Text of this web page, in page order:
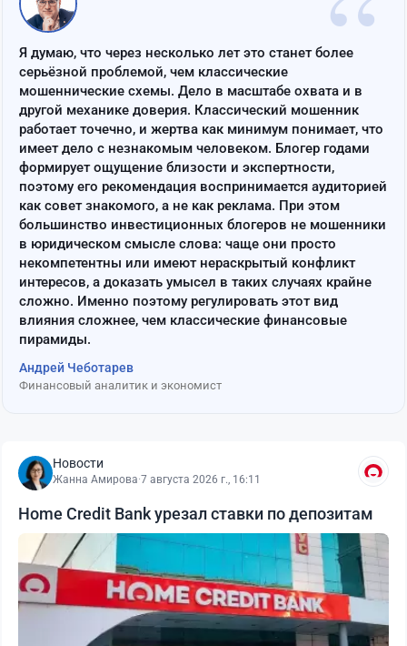
“
Я думаю, что через несколько лет это станет более
серьёзной проблемой, чем классические
мошеннические схемы. Дело в масштабе охвата и в
другой механике доверия. Классический мошенник
работает точечно, и жертва как минимум понимает, что
имеет дело с незнакомым человеком. Блогер годами
формирует ощущение близости и экспертности,
поэтому его рекомендация воспринимается аудиторией
как совет знакомого, а не как реклама. При этом
большинство инвестиционных блогеров не мошенники
в юридическом смысле слова: чаще они просто
некомпетентны или имеют нераскрытый конфликт
интересов, а доказать умысел в таких случаях крайне
сложно. Именно поэтому регулировать этот вид
влияния сложнее, чем классические финансовые
пирамиды.
Андрей Чеботарев
Финансовый аналитик и экономист
Новости
Жанна Амирова·7 августа 2026 г., 16:11
Home Credit Bank урезал ставки по депозитам